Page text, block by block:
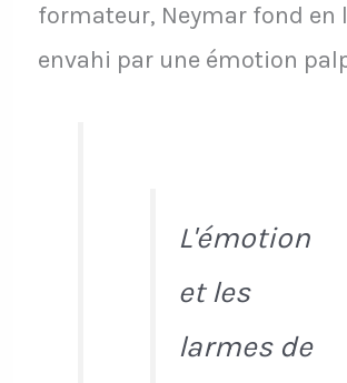
formateur, Neymar fond en
envahi par une émotion
L'émotion
et les
larmes de